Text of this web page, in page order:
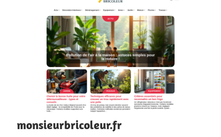
monsieurbricoleur.fr